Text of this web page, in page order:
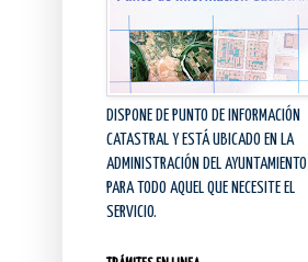
DISPONE DE PUNTO DE INFORMACIÓN
CATASTRAL Y ESTÁ UBICADO EN LA
ADMINISTRACIÓN DEL AYUNTAMIENTO
PARA TODO AQUEL QUE NECESITE EL
SERVICIO.